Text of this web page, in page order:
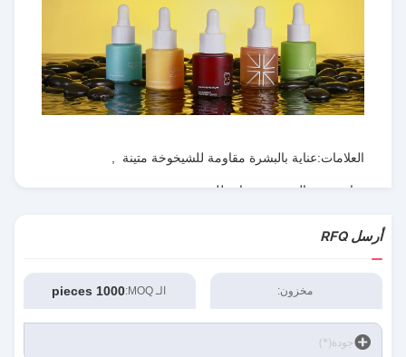
العلامات:عناية بالبشرة مقاومة للشيخوخة متينة
عناية تفتيح البشرة ومضادة للشيخوخة ,
أرسل RFQ
مخزون: الـ MOQ: 1000 pieces